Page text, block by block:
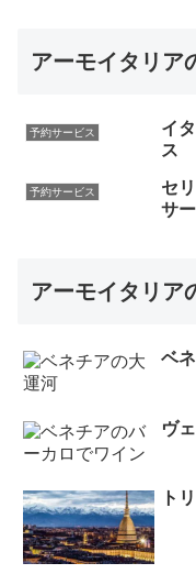
アーモイタリア
予約サービス
イ
ス
予約サービス
セ
サ
アーモイタリア
ベ
ヴ
ト